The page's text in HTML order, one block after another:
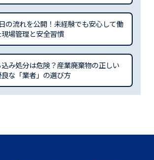
の流れを公開！未経験でも安心して働
場管理と安全習慣
み処分は危険？産業廃棄物の正しい
良な「業者」の選び方